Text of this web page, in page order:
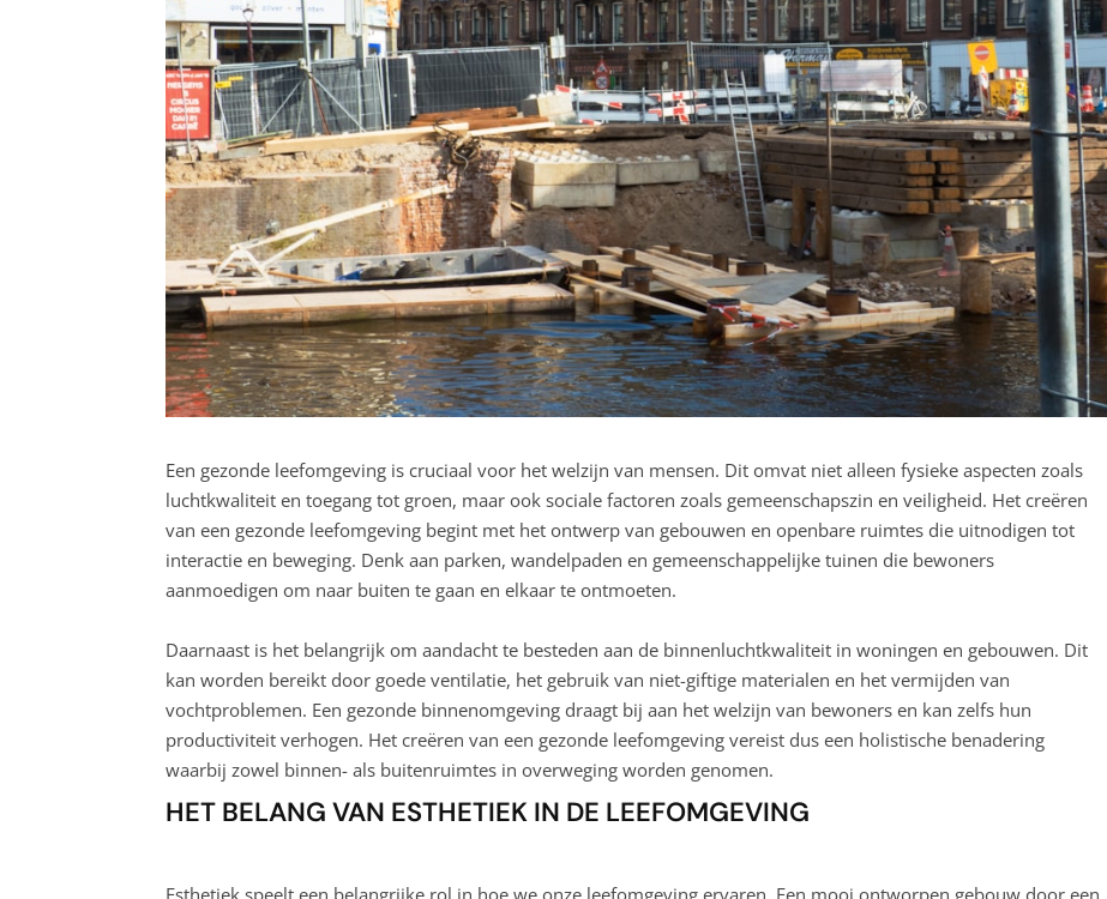
Een gezonde leefomgeving is cruciaal voor het welzijn van mensen. Dit omvat niet alleen fysieke aspecten zoals
luchtkwaliteit en toegang tot groen, maar ook sociale factoren zoals gemeenschapszin en veiligheid. Het creëren
van een gezonde leefomgeving begint met het ontwerp van gebouwen en openbare ruimtes die uitnodigen tot
interactie en beweging. Denk aan parken, wandelpaden en gemeenschappelijke tuinen die bewoners
aanmoedigen om naar buiten te gaan en elkaar te ontmoeten.
Daarnaast is het belangrijk om aandacht te besteden aan de binnenluchtkwaliteit in woningen en gebouwen. Dit
kan worden bereikt door goede ventilatie, het gebruik van niet-giftige materialen en het vermijden van
vochtproblemen. Een gezonde binnenomgeving draagt bij aan het welzijn van bewoners en kan zelfs hun
productiviteit verhogen. Het creëren van een gezonde leefomgeving vereist dus een holistische benadering
waarbij zowel binnen- als buitenruimtes in overweging worden genomen.
HET BELANG VAN ESTHETIEK IN DE LEEFOMGEVING
Esthetiek speelt een belangrijke rol in hoe we onze leefomgeving ervaren. Een mooi ontworpen gebouw door een